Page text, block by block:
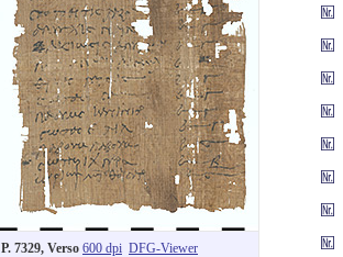
P. 7329, Verso 600 dpi DFG-Viewer